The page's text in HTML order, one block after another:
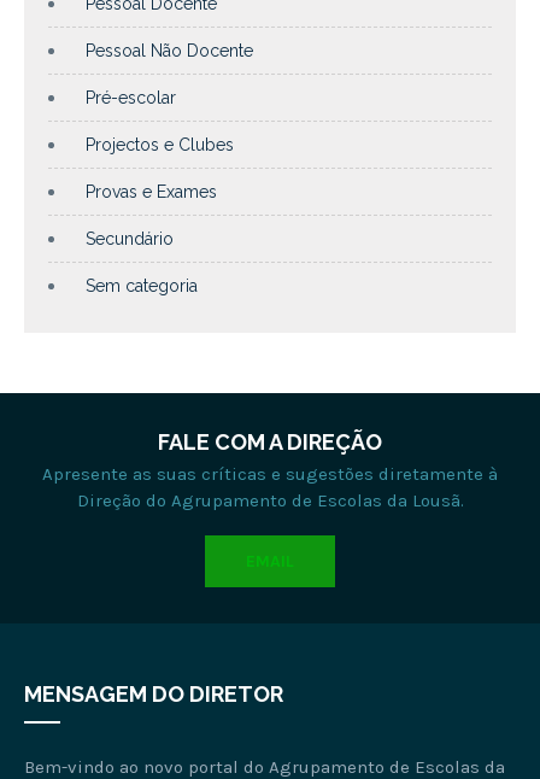
Pessoal Não Docente
Pré-escolar
Projectos e Clubes
Provas e Exames
Secundário
Sem categoria
FALE COM A DIREÇÃO
Apresente as suas críticas e sugestões diretamente à
Direção do Agrupamento de Escolas da Lousã.
EMAIL
MENSAGEM DO DIRETOR
Bem-vindo ao novo portal do Agrupamento de Escolas da